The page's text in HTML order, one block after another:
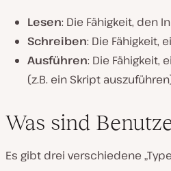
Lesen: Die Fähigkeit, den
Schreiben: Die Fähigkeit,
Ausführen: Die Fähigkeit,
(z.B. ein Skript
Was sind
Es gibt drei verschiedene